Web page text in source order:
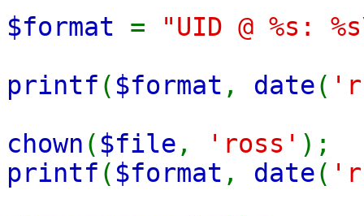
$format =
"UID @ %s:
printf ( $format , date(
chown ( $file , 'ross' );
printf ( $format , date(